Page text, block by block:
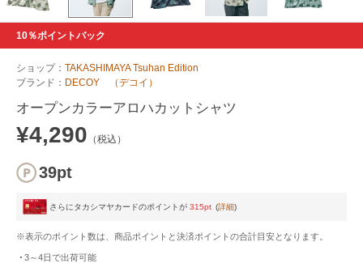
10％ポイントバック
ショップ： TAKASHIMAYA Tsuhan Edition
ブランド： DECOY （デコイ）
オープンカラーアロハカットシャツ
¥4,290 （税込）
39pt
さらにタカシマヤカードのポイントが 315pt (詳細)
※表示のポイント数は、商品ポイントと決済ポイントの合計目安となります。
3～4日で出荷可能